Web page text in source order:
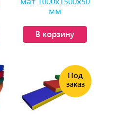
мм
В корзину